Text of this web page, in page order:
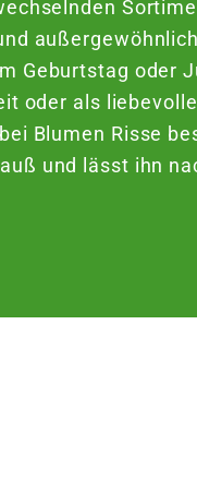
Geburtstag oder
oder als
Blumen Risse
und lässt ihn